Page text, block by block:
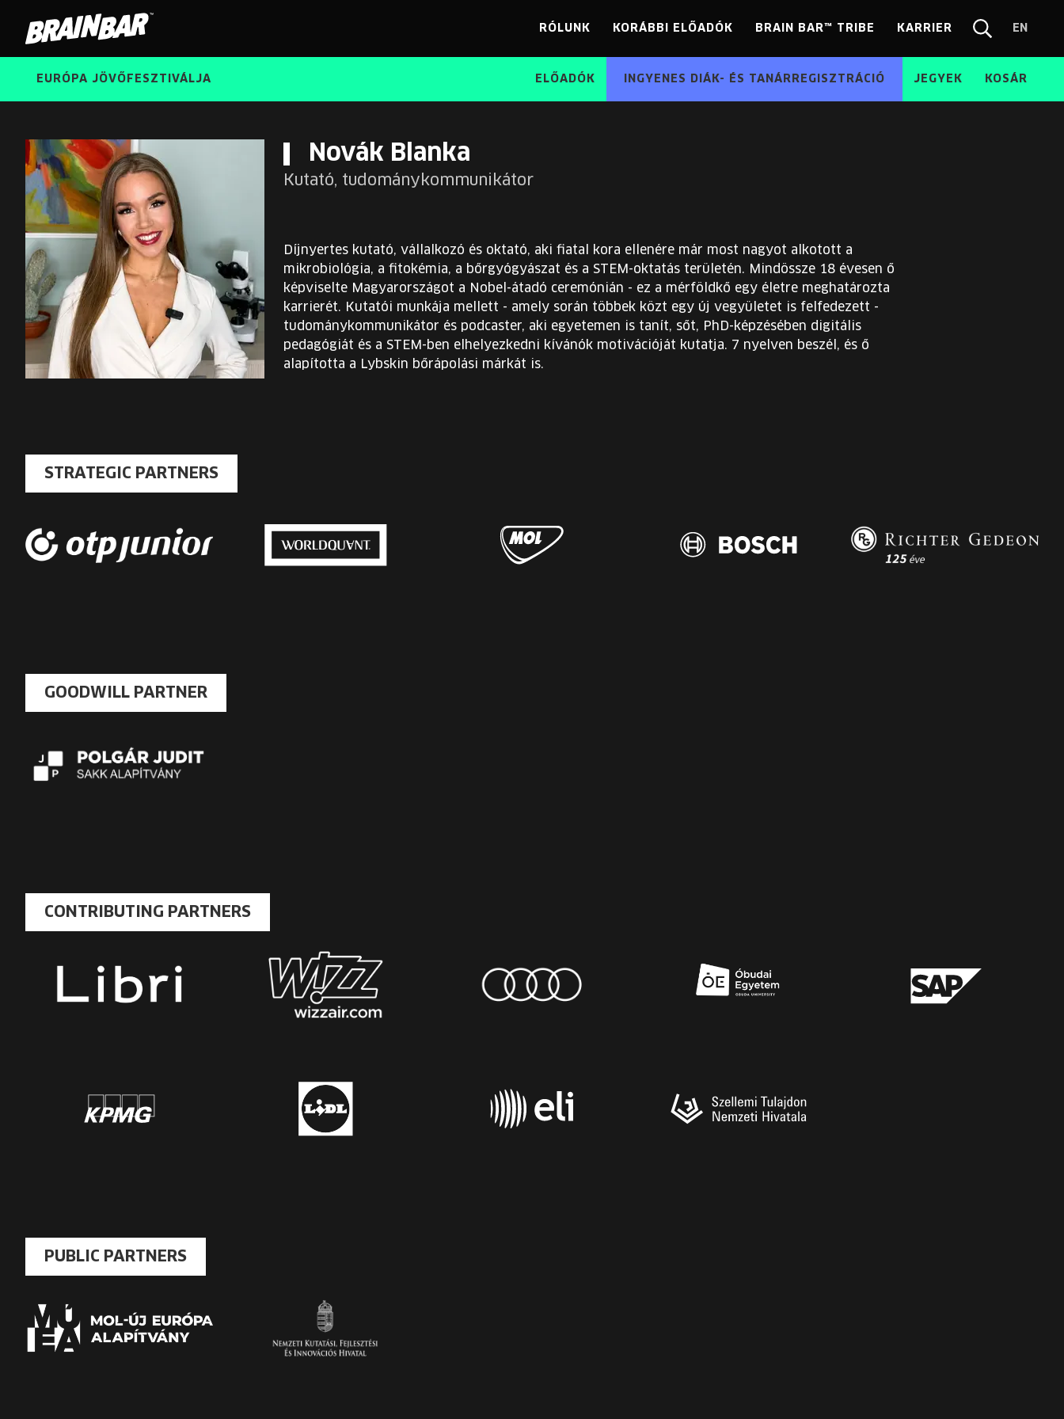
Bar
RÓLUNK KORÁBBI ELŐADÓK BRAIN BAR™ TRIBE KARRIER EN
EN
EURÓPA JÖVŐFESZTIVÁLJA ELŐADÓK INGYENES DIÁK- ÉS TANÁRREGISZTRÁCIÓ JEGYEK KOSÁR
Novák Blanka
Kutató, tudománykommunikátor
Díjnyertes kutató, vállalkozó és oktató, aki fiatal kora ellenére már most nagyot alkotott a
mikrobiológia, a fitokémia, a bőrgyógyászat és a STEM-oktatás területén. Mindössze 18 évesen ő
képviselte Magyarországot a Nobel-átadó ceremónián - ez a mérföldkő egy életre meghatározta
karrierét. Kutatói munkája mellett - amely során többek közt egy új vegyületet is felfedezett -
tudománykommunikátor és podcaster, aki egyetemen is tanít, sőt, PhD-képzésében digitális
pedagógiát és a STEM-ben elhelyezkedni kívánók motivációját kutatja. 7 nyelven beszél, és ő
alapította a Lybskin bőrápolási márkát is.
STRATEGIC PARTNERS
GOODWILL PARTNER
CONTRIBUTING PARTNERS
PUBLIC PARTNERS